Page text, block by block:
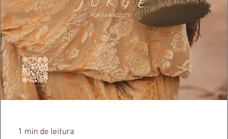
1 min de leitura